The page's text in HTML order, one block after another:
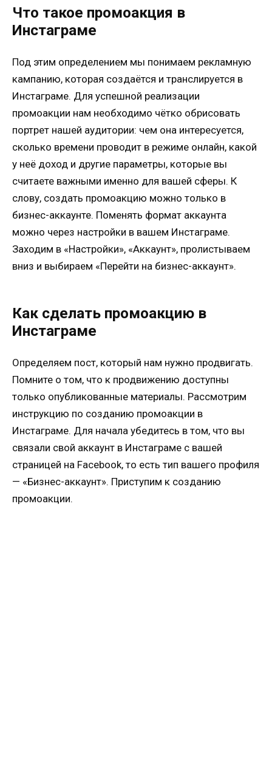
Что такое промоакция в
Инстаграме
Под этим определением мы понимаем рекламную
кампанию, которая создаётся и транслируется в
Инстаграме. Для успешной реализации
промоакции нам необходимо чётко обрисовать
портрет нашей аудитории: чем она интересуется,
сколько времени проводит в режиме онлайн, какой
у неё доход и другие параметры, которые вы
считаете важными именно для вашей сферы. К
слову, создать промоакцию можно только в
бизнес-аккаунте. Поменять формат аккаунта
можно через настройки в вашем Инстаграме.
Заходим в «Настройки», «Аккаунт», пролистываем
вниз и выбираем «Перейти на бизнес-аккаунт».
Как сделать промоакцию в
Инстаграме
Определяем пост, который нам нужно продвигать.
Помните о том, что к продвижению доступны
только опубликованные материалы. Рассмотрим
инструкцию по созданию промоакции в
Инстаграме. Для начала убедитесь в том, что вы
связали свой аккаунт в Инстаграме с вашей
страницей на Facebook, то есть тип вашего профиля
— «Бизнес-аккаунт». Приступим к созданию
промоакции.